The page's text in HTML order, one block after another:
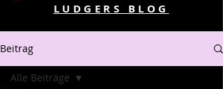
LUDGERS BLOG
Beitrag
Alle Beiträge